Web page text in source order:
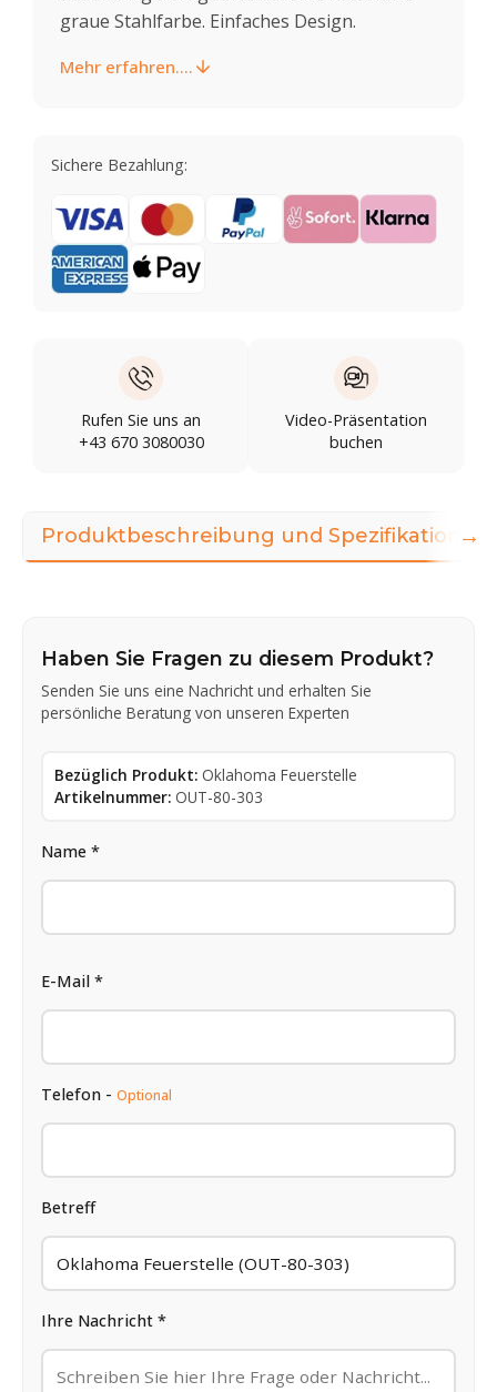
graue Stahlfarbe. Einfaches Design.
Mehr erfahren....
Sichere Bezahlung:
Rufen Sie uns an
+43 670 3080030
Video-Präsentation
buchen
Produktbeschreibung und Spezifikationen
Haben Sie Fragen zu diesem Produkt?
Senden Sie uns eine Nachricht und erhalten Sie
persönliche Beratung von unseren Experten
Bezüglich Produkt: Oklahoma Feuerstelle
Artikelnummer: OUT-80-303
Name *
E-Mail *
Telefon - Optional
Betreff
Ihre Nachricht *
→